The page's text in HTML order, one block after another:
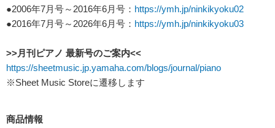
●2006年7月号～2016年6月号： https://ymh.jp/ninkikyoku02
●2016年7月号～2026年6月号： https://ymh.jp/ninkikyoku03
>>月刊ピアノ 最新号のご案内<<
https://sheetmusic.jp.yamaha.com/blogs/journal/piano
※Sheet Music Storeに遷移します
商品情報